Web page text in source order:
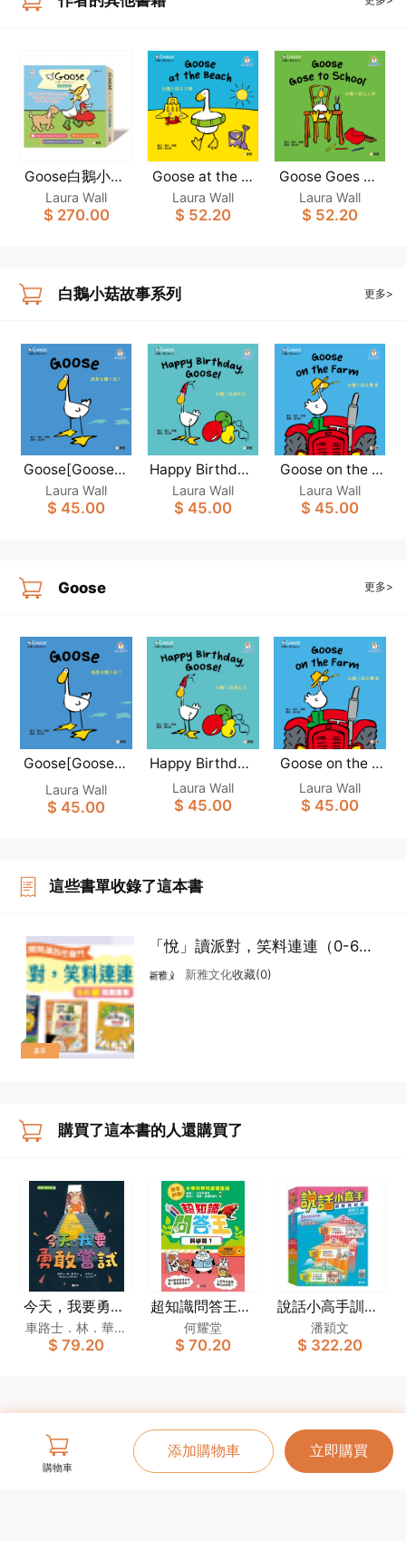
購物車
添加購物車 立即購買
Goose白鵝小菇
故事系列(一套6
冊)(新雅‧點讀樂
Laura Wall
$ 270.00
Goose at the B
each[Goose白
鵝小菇故事系
Laura Wall
$ 52.20
Goose Goes to
School [Goose
白鵝小菇故事系
Laura Wall
$ 52.20
白鵝小菇故事系列 更多>
Goose[Goose白
鵝小菇故事系列]
(新雅‧點讀樂園)
Laura Wall
$ 45.00
Happy Birthday,
Goose！[Goose
白鵝小菇故事系
Laura Wall
$ 45.00
Goose on the F
arm [Goose白鵝
小菇故事系列]
Laura Wall
$ 45.00
Goose 更多>
Goose[Goose白
鵝小菇故事系列]
(新雅‧點讀樂園)
Laura Wall
$ 45.00
Happy Birthday,
Goose！[Goose
白鵝小菇故事系
Laura Wall
$ 45.00
Goose on the F
arm [Goose白鵝
小菇故事系列]
Laura Wall
$ 45.00
這些書單收錄了這本書
書單
「悅」讀派對，笑料連連（0-6
歲）
新雅文化收藏(0)
購買了這本書的人還購買了
今天，我要勇敢
嘗試[新雅．繪
本館]
車路士．林．華萊
士
$ 79.20
超知識問答王：
科學篇1
何耀堂
$ 70.20
說話小高手訓練
教材套
潘穎文
$ 322.20